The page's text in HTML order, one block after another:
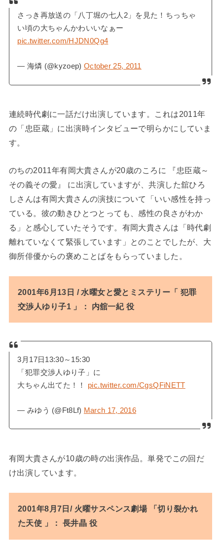
さっき再放送の「八丁堀の七人2」を見た！ちっちゃ
い頃の大ちゃんかわいいなぁー
pic.twitter.com/HJDN0Qg4
— 海燐 (@kyzoep) October 25, 2011
連続時代劇に一話だけ出演しています。これは2011年
の「忠臣蔵」に出演時インタビューで明らかにしていま
す。
のちの2011年有岡大貴さんが20歳のころに 『忠臣蔵～
その義その愛』 に出演していますが、共演した舘ひろ
しさんは有岡大貴さんの演技について「いい感性を持っ
ている。彼の動きひとつとっても、感性の良さがわか
る」と感心していたそうです。有岡大貴さんは「時代劇
離れていなくて緊張しています」とのことでしたが、大
御所俳優からの褒めことばをもらっていました。
2001年6月13日 / 水曜女と愛とミステリー「 犯罪
交渉人ゆり子1 」： 内舘一紀 役
3月17日13:30～15:30
「犯罪交渉人ゆり子」に
大ちゃん出てた！！ pic.twitter.com/CgsQFiNETT
— みゆう (@Ft8Lf) March 17, 2016
有岡大貴さんが10歳の時の出演作品。単発でこの回だ
け出演しています。
2001年8月7日/ 火曜サスペンス劇場 「切り裂かれ
た天使 」： 長井晶 役